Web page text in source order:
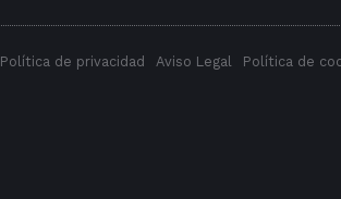
Política de privacidad Aviso Legal Política de